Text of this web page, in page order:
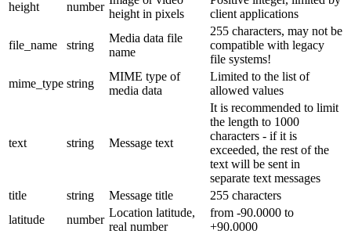
height
number
height in pixels
client applications
file_name string
Media data file
name
255 characters, may not be
compatible with legacy
file systems!
mime_type string
MIME type of
media data
Limited to the list of
allowed values
text string Message text
It is recommended to limit
the length to 1000
characters - if it is
exceeded, the rest of the
text will be sent in
separate text messages
title
string Message title
255 characters
latitude
number
Location latitude,
real number
from -90.0000 to
+90.0000